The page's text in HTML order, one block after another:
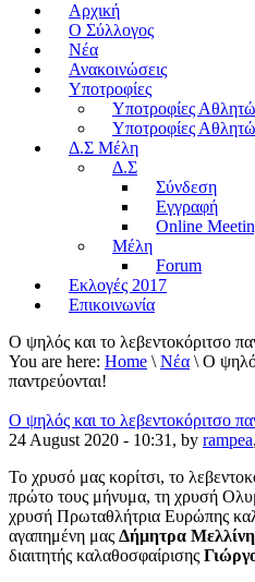
Αρχική
O Σύλλογος
Νέα
Ανακοινώσεις
Υποτροφίες
Υποτροφίες
Υποτροφίες
Δ.Σ Μέλη
Δ.Σ
Σύνδεση
Εγγραφή
Online
Μέλη
Forum
Εκλογές 2017
Επικοινωνία
Ο ψηλός και το λεβεντοκόριτσο
You are here: Home \ Νέα \ Ο
παντρεύονται!
Ο ψηλός και το λεβεντοκόριτσο
24 August 2020 - 10:31, by rampea
Το χρυσό μας κορίτσι, το
πρώτο τους μήνυμα, τη χρυσή
χρυσή Πρωταθλήτρια Ευρώπης
αγαπημένη μας Δήμητρα Μελλίνη
διαιτητής καλαθοσφαίρισης